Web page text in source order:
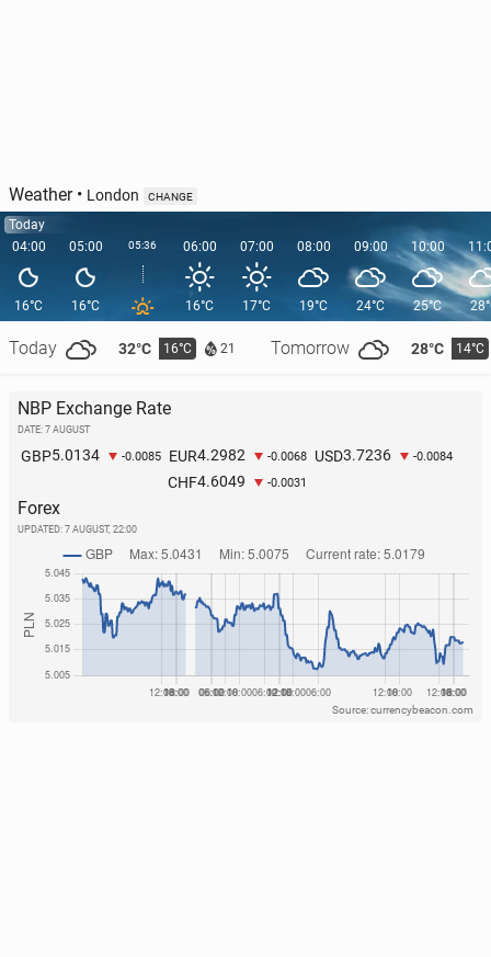
Weather• London CHANGE
Today
04:00
16°C
Today 32°C 16°C 21 Tomorrow 28°C 14°C
05:00
16°C
05:36 06:00
16°C
07:00
17°C
08:00
19°C
09:00
24°C
10:00
25°C
NBP Exchange Rate
DATE: 7 AUGUST
GBP5.0134 -0.0085 EUR4.2982 -0.0068 USD3.7236 -0.0084
CHF4.6049 -0.0031
Forex
UPDATED: 7 AUGUST, 22:00
Source: currencybeacon.com